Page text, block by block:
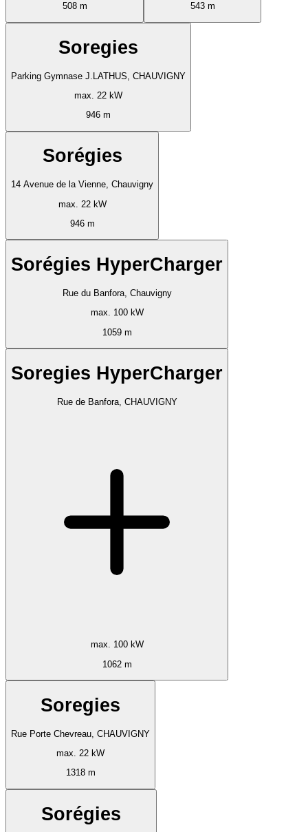
508 m
543 m
Soregies
Parking Gymnase J.LATHUS, CHAUVIGNY
max. 22 kW
946 m
Sorégies
14 Avenue de la Vienne, Chauvigny
max. 22 kW
946 m
Sorégies HyperCharger
Rue du Banfora, Chauvigny
max. 100 kW
1059 m
Soregies HyperCharger
Rue de Banfora, CHAUVIGNY
max. 100 kW
1062 m
Soregies
Rue Porte Chevreau, CHAUVIGNY
max. 22 kW
1318 m
Sorégies